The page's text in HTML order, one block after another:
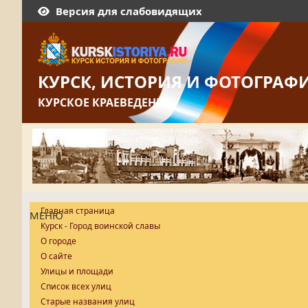
Версия для слабовидящих
КУРСК, ИСТОРИЯ И
КУРСКОЕ КРАЕВЕДЕНИЕ
МЕНЮ
Главная страница
Курск - Город воинской славы
О городе
О сайте
Улицы и площади
Список всех улиц
Старые названия улиц